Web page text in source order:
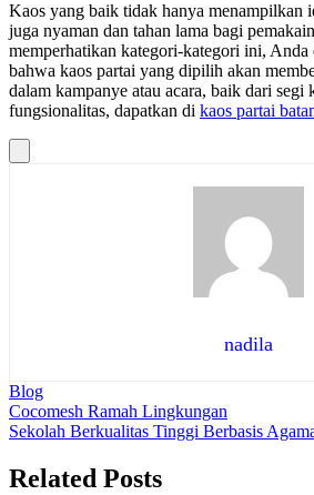
Kaos yang baik tidak hanya menampilkan
juga nyaman dan tahan lama bagi
memperhatikan kategori-kategori ini, Anda
bahwa kaos partai yang dipilih akan
dalam kampanye atau acara, baik dari segi
fungsionalitas, dapatkan di kaos partai
nadila
Blog
Navigasi
pos
Cocomesh Ramah Lingkungan
Sekolah Berkualitas Tinggi Berbasis
Related Posts